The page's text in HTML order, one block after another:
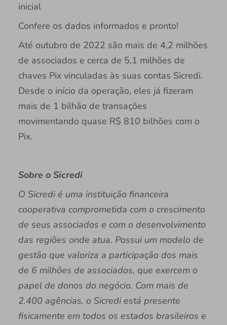
inicial
Confere os dados informados e pronto!
Até outubro de 2022 são mais de 4,2 milhões
de associados e cerca de 5,1 milhões de
chaves Pix vinculadas às suas contas Sicredi.
Desde o início da operação, eles já fizeram
mais de 1 bilhão de transações
movimentando quase R$ 810 bilhões com o
Pix.
Sobre o Sicredi
O Sicredi é uma instituição financeira
cooperativa comprometida com o crescimento
de seus associados e com o desenvolvimento
das regiões onde atua. Possui um modelo de
gestão que valoriza a participação dos mais
de 6 milhões de associados, que exercem o
papel de donos do negócio. Com mais de
2.400 agências, o Sicredi está presente
fisicamente em todos os estados brasileiros e